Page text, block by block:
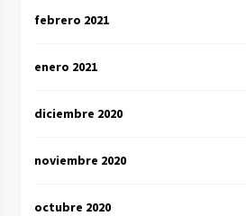
febrero 2021
enero 2021
diciembre 2020
noviembre 2020
octubre 2020